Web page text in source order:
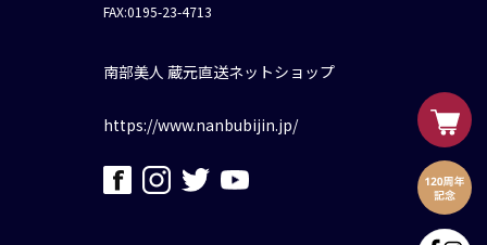
FAX:0195-23-4713
南部美人 蔵元直送ネットショップ
https://www.nanbubijin.jp/